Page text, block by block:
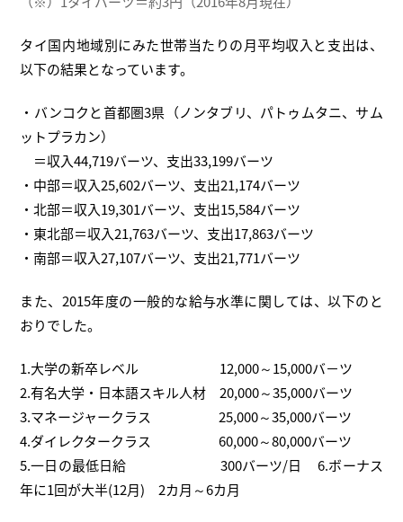
タイ国内地域別にみた世帯当たりの月平均収入と支出は、
以下の結果となっています。
・バンコクと首都圏3県（ノンタブリ、パトゥムタニ、サム
ットプラカン）
＝収入44,719バーツ、支出33,199バーツ
・中部＝収入25,602バーツ、支出21,174バーツ
・北部＝収入19,301バーツ、支出15,584バーツ
・東北部＝収入21,763バーツ、支出17,863バーツ
・南部＝収入27,107バーツ、支出21,771バーツ
また、2015年度の一般的な給与水準に関しては、以下のと
おりでした。
1.大学の新卒レベル 12,000～15,000バ−ツ
2.有名大学・日本語スキル人材 20,000～35,000バーツ
3.マネージャークラス 25,000～35,000バーツ
4.ダイレクタークラス 60,000～80,000バーツ
5.一日の最低日給 300バーツ/日 6.ボーナス
年に1回が大半(12月) 2カ月～6カ月